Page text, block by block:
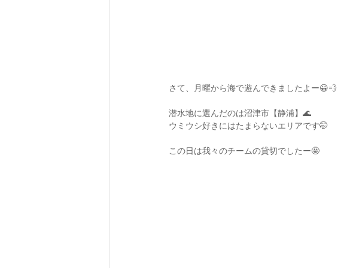
さて、月曜から海で遊んできましたよー😀💨
潜水地に選んだのは沼津市【静浦】🌊
ウミウシ好きにはたまらないエリアです🤭
この日は我々のチームの貸切でしたー🤩